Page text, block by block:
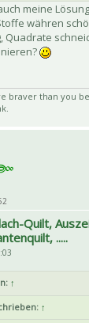
meine
währen
Quadrate
braver than you
Quilt,
.....
↑
↑